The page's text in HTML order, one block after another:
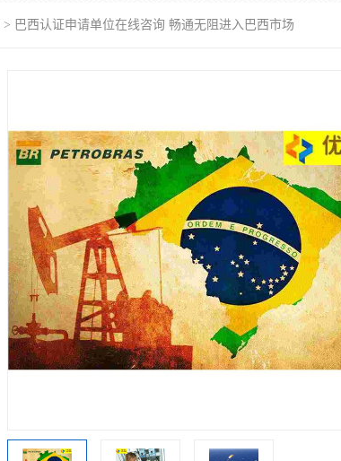
> 巴西认证申请单位在线咨询 畅通无阻进入巴西市场